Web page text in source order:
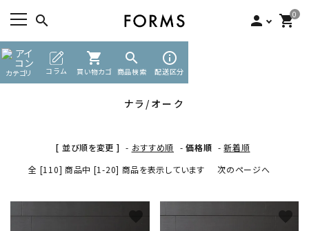
search person 0
shopping_cart
カテゴリ コラム
shopping_cart
買い物カゴ
search
商品検索
info_outline
配送区分
ACCOUNT MENU
ようこそ ゲスト 様
person 新規会員登録
search
カテゴリーから探す
TOP ナラ/オーク
ナラ/オーク
[ 並び順を変更 ] - おすすめ順 -価格順 -新着順
全 [110] 商品中 [1-20] 商品を表示しています
次のページへ
favorite favorite